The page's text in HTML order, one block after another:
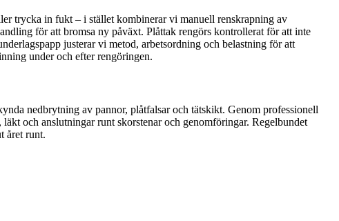
trycka in fukt – i stället kombinerar vi manuell renskrapning av
för att bromsa ny påväxt. Plåttak rengörs kontrollerat för att inte
justerar vi metod, arbetsordning och belastning för att
under och efter rengöringen.
nedbrytning av pannor, plåtfalsar och tätskikt. Genom professionell
och anslutningar runt skorstenar och genomföringar. Regelbundet
året runt.